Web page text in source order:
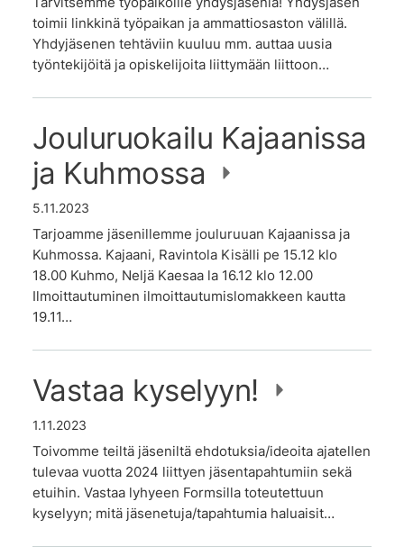
toimii linkkinä työpaikan ja ammattiosaston välillä.
Yhdyjäsenen tehtäviin kuuluu mm. auttaa uusia
työntekijöitä ja opiskelijoita liittymään liittoon…
Jouluruokailu Kajaanissa
ja Kuhmossa
5.11.2023
Tarjoamme jäsenillemme jouluruuan Kajaanissa ja
Kuhmossa. Kajaani, Ravintola Kisälli pe 15.12 klo
18.00 Kuhmo, Neljä Kaesaa la 16.12 klo 12.00
Ilmoittautuminen ilmoittautumislomakkeen kautta
19.11…
Vastaa kyselyyn!
1.11.2023
Toivomme teiltä jäseniltä ehdotuksia/ideoita ajatellen
tulevaa vuotta 2024 liittyen jäsentapahtumiin sekä
etuihin. Vastaa lyhyeen Formsilla toteutettuun
kyselyyn; mitä jäsenetuja/tapahtumia haluaisit…